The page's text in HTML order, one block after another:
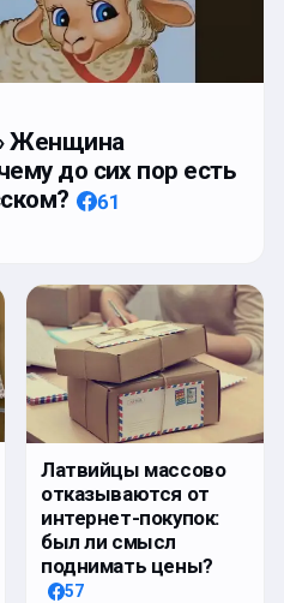
Женщина
до сих пор есть
61
Латвийцы массово
отказываются от
интернет-покупок:
был ли смысл
поднимать цены?
57